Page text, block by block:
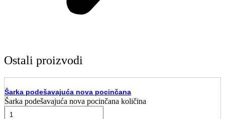
Ostali proizvodi
Šarka podešavajuća nova pocinčana
Šarka podešavajuća nova pocinčana količina